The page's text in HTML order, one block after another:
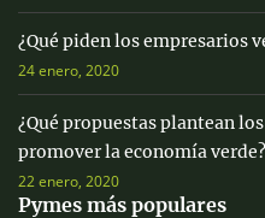
¿Qué piden los empresarios
24 enero, 2020
¿Qué propuestas plantean
promover la economía verde?
22 enero, 2020
Pymes más populares